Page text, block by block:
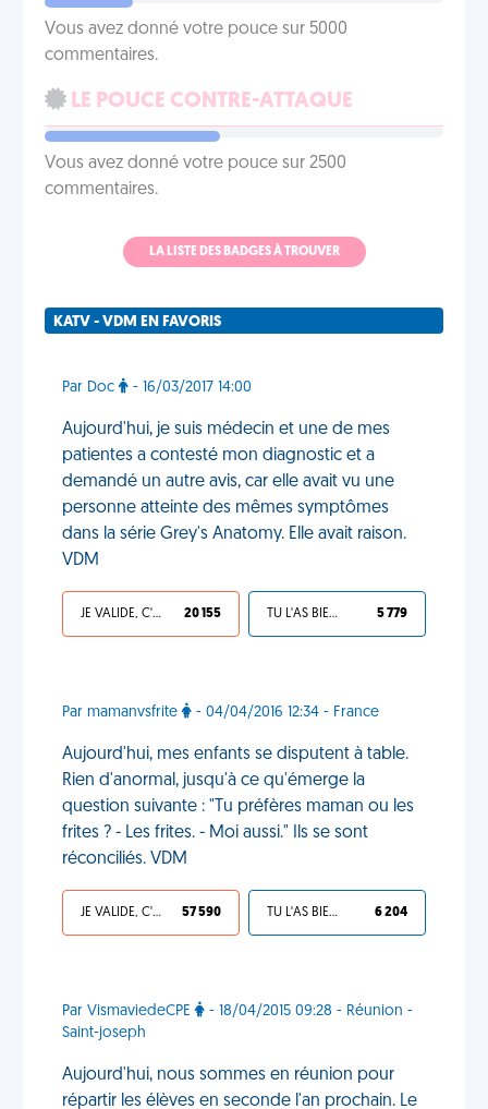
Vous avez donné votre pouce sur 5000
commentaires.
LE POUCE CONTRE-ATTAQUE
Vous avez donné votre pouce sur 2500
commentaires.
LA LISTE DES BADGES À TROUVER
KATV - VDM EN FAVORIS
Par Doc - 16/03/2017 14:00
Aujourd'hui, je suis médecin et une de mes
patientes a contesté mon diagnostic et a
demandé un autre avis, car elle avait vu une
personne atteinte des mêmes symptômes
dans la série Grey's Anatomy. Elle avait raison.
VDM
JE VALIDE, C'EST UNE VDM 20 155 TU L'AS BIEN MÉRITÉ 5 779
Par mamanvsfrite - 04/04/2016 12:34 - France
Aujourd'hui, mes enfants se disputent à table.
Rien d'anormal, jusqu'à ce qu'émerge la
question suivante : "Tu préfères maman ou les
frites ? - Les frites. - Moi aussi." Ils se sont
réconciliés. VDM
JE VALIDE, C'EST UNE VDM 57 590 TU L'AS BIEN MÉRITÉ 6 204
Par VismaviedeCPE
- 18/04/2015 09:28 - Réunion -
Saint-joseph
Aujourd'hui, nous sommes en réunion pour
répartir les élèves en seconde l'an prochain. Le